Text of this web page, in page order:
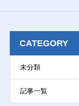
CATEGORY
未分類
記事一覧